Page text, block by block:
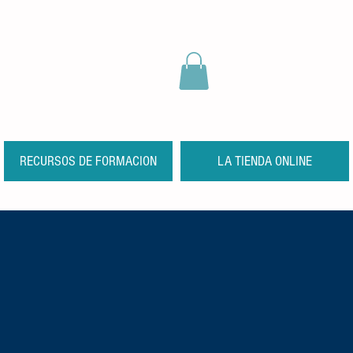
RECURSOS DE FORMACION LA TIENDA ONLINE